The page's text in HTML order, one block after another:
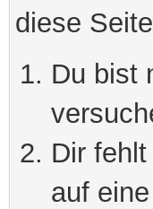
diese
Du bist
Dir
auf